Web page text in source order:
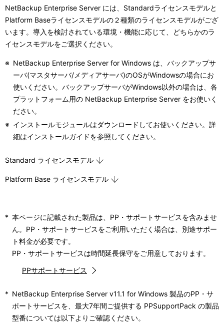
表
示
し
て
い
ま
す
。
ー
シ
ョ
ン
NetBackup Enterprise Server には、Standardライセンスモデルと
Platform Baseライセンスモデルの２種類のライセンスモデルがござ
います。導入を検討されている環境・機能に応じて、どちらかのラ
イセンスモデルをご選択ください。
※ NetBackup Enterprise Server for Windows は、バックアップサ
ーバ(マスタサーバ/メディアサーバ)のOSがWindowsの場合にお
使いください。バックアップサーバがWindows以外の場合は、各
プラットフォーム用の NetBackup Enterprise Server をお使いく
ださい。
※ インストールモジュールはダウンロードしてお使いください。詳
細はインストールガイドを参照してください。
Standard ライセンスモデル
Platform Base ライセンスモデル
* 本ページに記載された製品は、PP・サポートサービスを含みませ
ん。PP・サポートサービスをご利用いただく場合は、別途サポー
ト料金が必要です。
PP・サポートサービスは時間延長保守をご用意しております。
PPサポートサービス
* NetBackup Enterprise Server v11.1 for Windows 製品のPP・サ
ポートサービスを、最大7年間ご提供する PPSupportPack の製品
型番については以下よりご確認ください。